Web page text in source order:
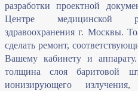
разработки проектной
Центре медицинской
здравоохранения г. Москвы.
сделать ремонт,
Вашему кабинету и
толщина слоя баритовой
ионизирующего